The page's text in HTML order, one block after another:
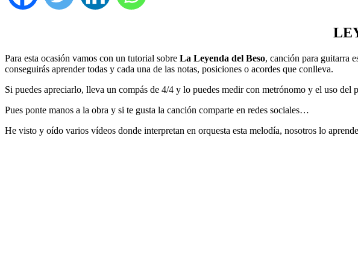
Para esta ocasión vamos con un tutorial sobre La Leyenda del Beso, canción para guitarra
conseguirás aprender todas y cada una de las notas, posiciones o acordes que conlleva.
Si puedes apreciarlo, lleva un compás de 4/4 y lo puedes medir con metrónomo y el uso del
Pues ponte manos a la obra y si te gusta la canción comparte en redes sociales…
He visto y oído varios vídeos donde interpretan en orquesta esta melodía, nosotros lo